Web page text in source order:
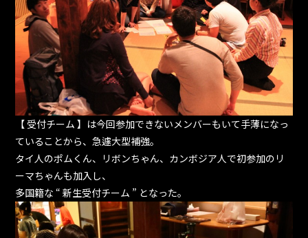
【 受付チーム 】は今回参加できないメンバーもいて手薄になっ
ていることから、急遽大型補強。
タイ人のポムくん、リボンちゃん、カンボジア人で初参加のリ
ーマちゃんも加入し、
多国籍な “ 新生受付チーム ” となった。